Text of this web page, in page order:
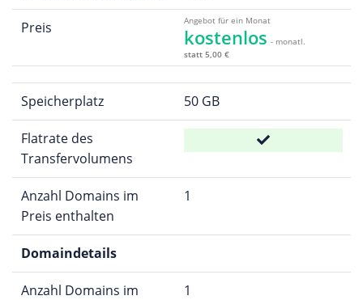
Preis Angebot für ein Monat
kostenlos - monatl.
statt 5,00 €
Speicherplatz 50 GB
Flatrate des
Transfervolumens
Anzahl Domains im
Preis enthalten
1
Domaindetails
Anzahl Domains im
1